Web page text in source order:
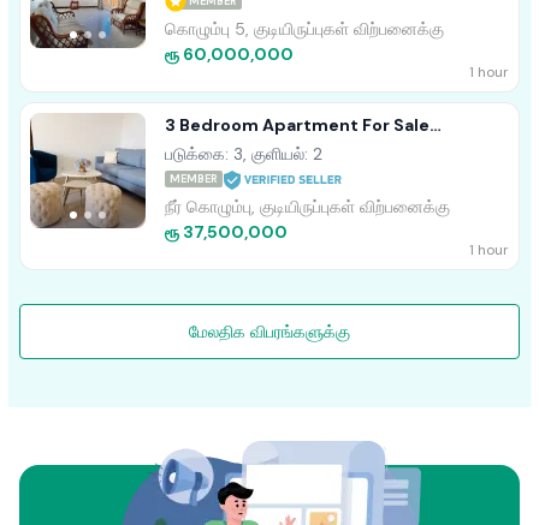
கொழும்பு 5, குடியிருப்புகள் விற்பனைக்கு
ரூ 60,000,000
1 hour
3 Bedroom Apartment For Sale
Santorini
Resort.Kadirana.Negombo.Gampaha
படுக்கை: 3, குளியல்: 2
MEMBER
நீர் கொழும்பு, குடியிருப்புகள் விற்பனைக்கு
ரூ 37,500,000
1 hour
மேலதிக விபரங்களுக்கு